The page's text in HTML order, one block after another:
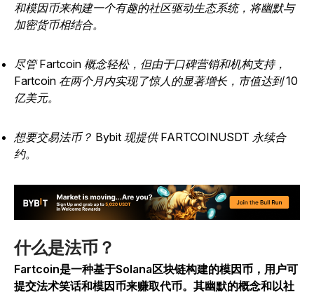
和模因币来构建一个有趣的社区驱动生态系统，将幽默与
加密货币相结合。
尽管 Fartcoin 概念轻松，但由于口碑营销和机构支持，
Fartcoin 在两个月内实现了惊人的显著增长，市值达到 10
亿美元。
想要交易法币？ Bybit 现提供 FARTCOINUSDT 永续合
约。
什么是法币？
Fartcoin是一种基于Solana区块链构建的模因币，用户可
提交法术笑话和模因币来赚取代币。其幽默的概念和以社